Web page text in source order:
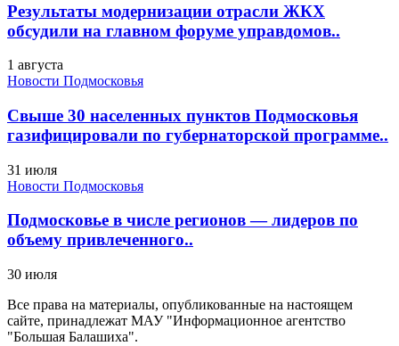
Результаты модернизации отрасли ЖКХ
обсудили на главном форуме управдомов..
1 августа
Новости Подмосковья
Свыше 30 населенных пунктов Подмосковья
газифицировали по губернаторской программе..
31 июля
Новости Подмосковья
Подмосковье в числе регионов — лидеров по
объему привлеченного..
30 июля
Все права на материалы, опубликованные на настоящем
сайте, принадлежат МАУ "Информационное агентство
"Большая Балашиха".